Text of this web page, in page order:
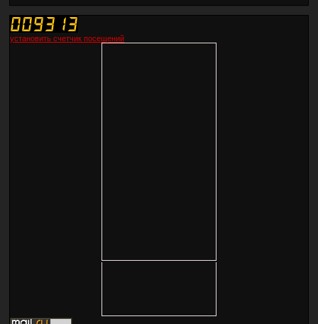
установить счетчик посещений